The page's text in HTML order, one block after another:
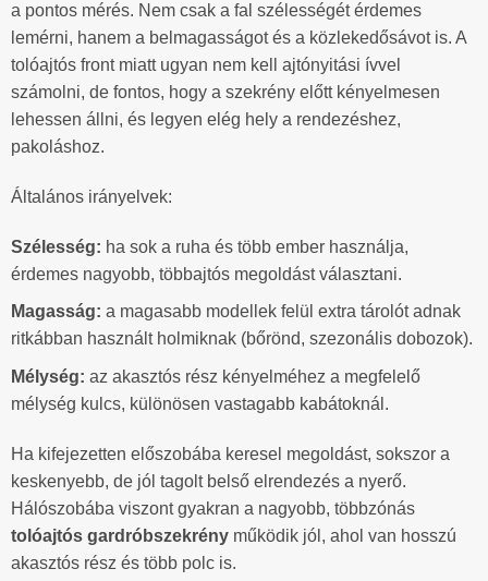
a pontos mérés. Nem csak a fal szélességét érdemes
lemérni, hanem a belmagasságot és a közlekedősávot is. A
tolóajtós front miatt ugyan nem kell ajtónyitási ívvel
számolni, de fontos, hogy a szekrény előtt kényelmesen
lehessen állni, és legyen elég hely a rendezéshez,
pakoláshoz.
Általános irányelvek:
Szélesség: ha sok a ruha és több ember használja,
érdemes nagyobb, többajtós megoldást választani.
Magasság: a magasabb modellek felül extra tárolót adnak
ritkábban használt holmiknak (bőrönd, szezonális dobozok).
Mélység: az akasztós rész kényelméhez a megfelelő
mélység kulcs, különösen vastagabb kabátoknál.
Ha kifejezetten előszobába keresel megoldást, sokszor a
keskenyebb, de jól tagolt belső elrendezés a nyerő.
Hálószobába viszont gyakran a nagyobb, többzónás
tolóajtós gardróbszekrény működik jól, ahol van hosszú
akasztós rész és több polc is.